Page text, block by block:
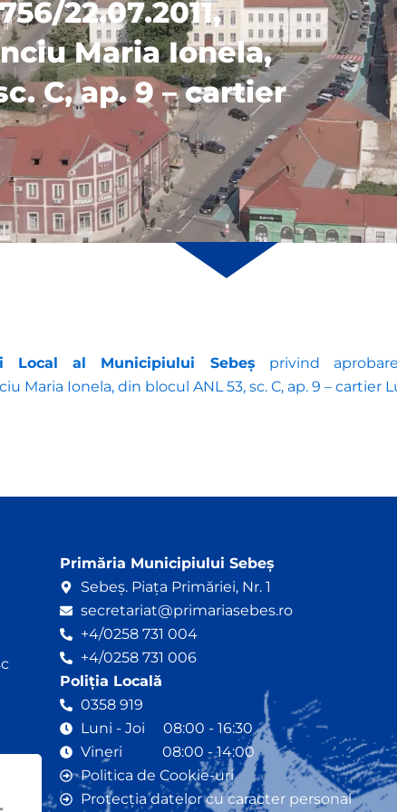
22.07.2011,
Maria Ionela,
C, ap. 9 – cartier
Local al Municipiului Sebeș privind
Maria Ionela, din blocul ANL 53, sc. C, ap. 9 – cartier
Primăria Municipiului Sebeș
Sebeș. Piața Primăriei, Nr. 1
secretariat@primariasebes.ro
+4/0258 731 004
+4/0258 731 006
Poliția Locală
0358 919
Luni - Joi 08:00 - 16:30
Vineri 08:00 - 14:00
Politica de Cookie-uri
Protecția datelor cu caracter personal